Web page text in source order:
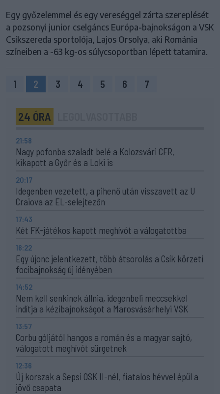
Egy győzelemmel és egy vereséggel zárta szereplését
a pozsonyi junior cselgáncs Európa-bajnokságon a VSK
Csíkszereda sportolója, Lajos Orsolya, aki Románia
színeiben a -63 kg-os súlycsoportban lépett tatamira.
1 2 3 4 5 6 7
24 ÓRA
21:58
Nagy pofonba szaladt belé a Kolozsvári CFR,
kikapott a Győr és a Loki is
20:17
Idegenben vezetett, a pihenő után visszavett az U
Craiova az EL-selejtezőn
17:43
Két FK-játékos kapott meghívót a válogatottba
16:22
Egy újonc jelentkezett, több átsorolás a Csík körzeti
focibajnokság új idényében
14:52
Nem kell senkinek állnia, idegenbeli meccsekkel
indítja a kézibajnokságot a Marosvásárhelyi VSK
13:57
Corbu góljától hangos a román és a magyar sajtó,
válogatott meghívót sürgetnek
12:36
Új korszak a Sepsi OSK II-nél, fiatalos hévvel épül a
jövő csapata